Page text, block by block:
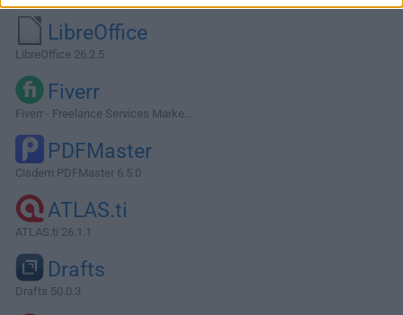
LibreOffice
LibreOffice 26.2.5
Fiverr
Fiverr - Freelance Services Marke...
PDFMaster
Cisdem PDFMaster 6.5.0
ATLAS.ti
ATLAS.ti 26.1.1
Drafts
Drafts 50.0.3